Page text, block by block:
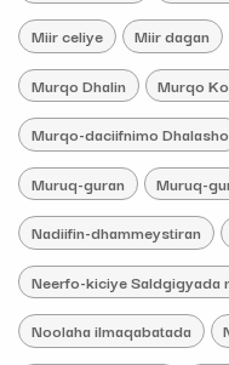
Miir celiye Miir dagan
Murqo Dhalin Murqo
Murqo-daciifnimo Dhalasho
Muruq-guran Muruq-
Nadiifin-dhammeystiran
Neerfo-kiciye Saldgigyada
Noolaha ilmaqabatada